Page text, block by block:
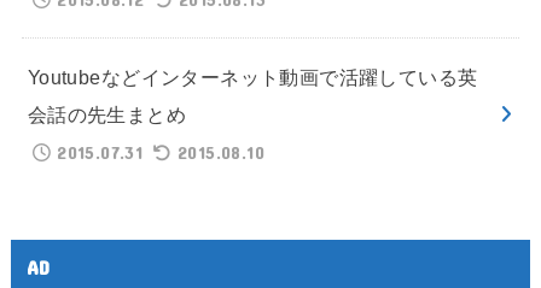
Youtubeなどインターネット動画で活躍している英
会話の先生まとめ
2015.07.31
2015.08.10
AD